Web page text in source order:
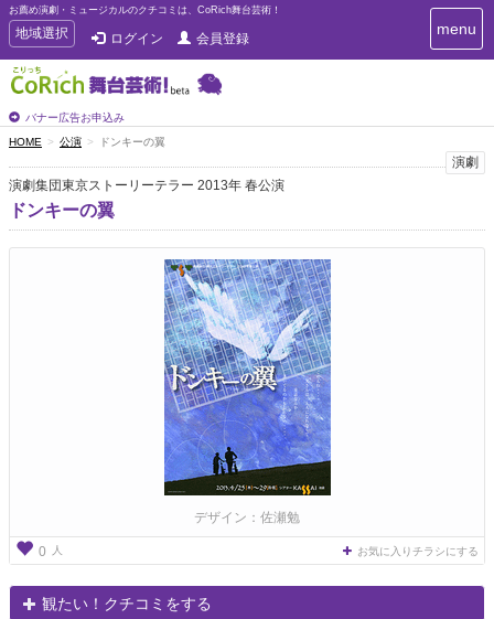
お薦め演劇・ミュージカルのクチコミは、CoRich舞台芸術！
T
o
g
g
e
n
a
v
i
g
地域選択 ログイン 会員登録
バナー広告お申込み
T
o
i
g
menu
HOME 公演 ドンキーの翼
演劇
演劇集団東京ストーリーテラー 2013年 春公演
ドンキーの翼
デザイン：佐瀬勉
0 人 お気に入りチラシにする
観たい！クチコミをする